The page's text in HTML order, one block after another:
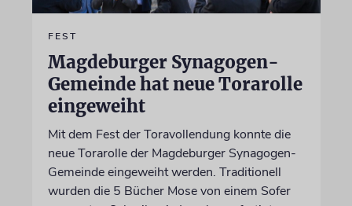
FEST
Magdeburger Synagogen-
Gemeinde hat neue Torarolle
eingeweiht
Mit dem Fest der Toravollendung konnte die
neue Torarolle der Magdeburger Synagogen-
Gemeinde eingeweiht werden. Traditionell
wurden die 5 Bücher Mose von einem Sofer